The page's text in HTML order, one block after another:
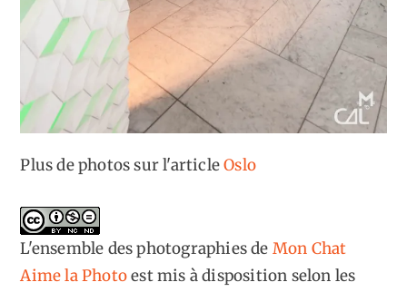
Plus de photos sur l'articleOslo
L'ensemble des photographiesde Mon Chat
Aime la Photoest mis à disposition selon les